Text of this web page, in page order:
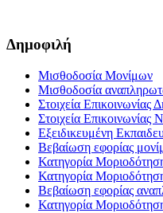
Δημοφιλή
Μισθοδοσία Μονίμων
Μισθοδοσία
Στοιχεία Επικοινωνίας
Στοιχεία Επικοινωνίας
Εξειδικευμένη
Βεβαίωση εφορίας
Κατηγορία
Κατηγορία
Βεβαίωση εφορίας
Κατηγορία